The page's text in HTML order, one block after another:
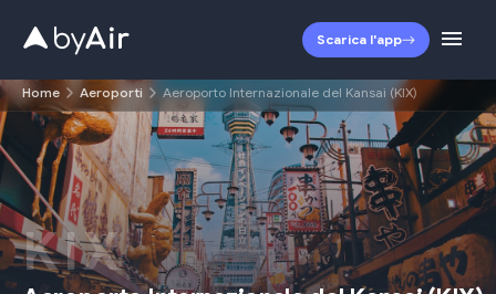
Scarica l'app
Home Aeroporti Aeroporto Internazionale del Kansai (KIX)
KIX